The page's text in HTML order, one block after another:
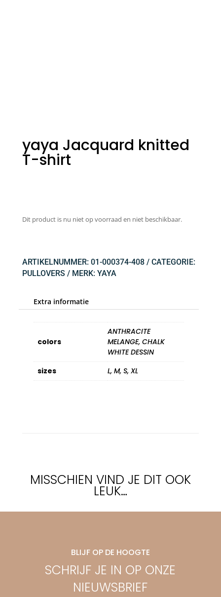
yaya Jacquard knitted
T-shirt
Dit product is nu niet op voorraad en niet beschikbaar.
ARTIKELNUMMER: 01-000374-408
CATEGORIE:
PULLOVERS
MERK: YAYA
Extra informatie
colors
ANTHRACITE
MELANGE, CHALK
WHITE DESSIN
sizes
L, M, S, XL
MISSCHIEN VIND JE DIT OOK
LEUK…
BLIJF OP DE HOOGTE
SCHRIJF JE IN OP ONZE
NIEUWSBRIEF